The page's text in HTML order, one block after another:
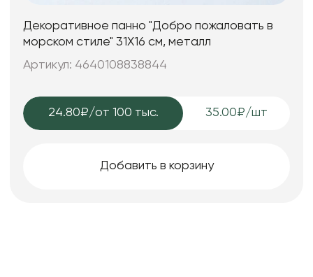
Декоративное панно "Добро пожаловать в
морском стиле" 31X16 см, металл
Артикул: 4640108838844
24.80₽/от 100 тыс. 35.00₽/шт
Добавить в корзину